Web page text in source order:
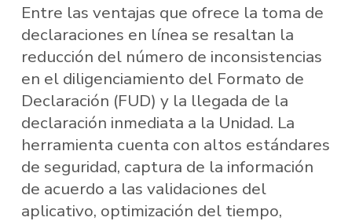
Entre las ventajas que ofrece la toma de
declaraciones en línea se resaltan la
reducción del número de inconsistencias
en el diligenciamiento del Formato de
Declaración (FUD) y la llegada de la
declaración inmediata a la Unidad. La
herramienta cuenta con altos estándares
de seguridad, captura de la información
de acuerdo a las validaciones del
aplicativo, optimización del tiempo,